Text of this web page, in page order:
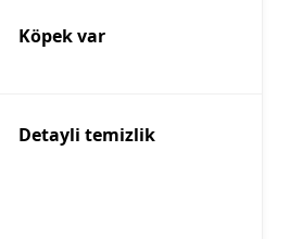
Köpek var
Detayli temizlik